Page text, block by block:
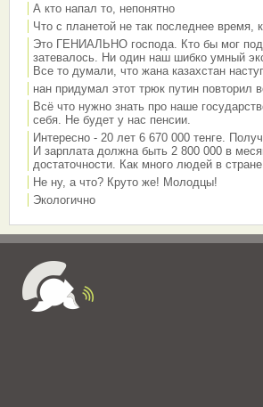
А кто напал то, непонятно
Что с планетой не так последнее время,
Это ГЕНИАЛЬНО господа. Кто бы мог
затевалось. Ни один наш шибко умный
Все то думали, что жана казахстан
нан придумал этот трюк путин повторил
Всё что нужно знать про наше
себя. Не будет у нас пенсии.
Интересно - 20 лет 6 670 000 тенге.
И зарплата должна быть 2 800 000 в
достаточности. Как много людей в
Не ну, а что? Круто же! Молодцы!
Экологично